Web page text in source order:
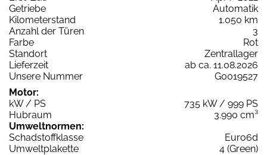
Getriebe
Automatik
Kilometerstand
1.050 km
Anzahl der Türen
3
Farbe
Rot
Standort
Zentrallager
Lieferzeit
ab ca. 11.08.2026
Unsere Nummer
G0019527
Motor:
kW / PS
735 kW / 999 PS
Hubraum
3.990 cm³
Umweltnormen:
Schadstoffklasse
Euro6d
Umweltplakette
4 (Green)